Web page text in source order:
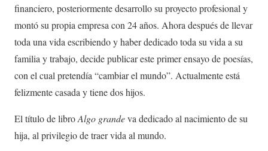
financiero, posteriormente desarrollo su proyecto profesional y
montó su propia empresa con 24 años. Ahora después de llevar
toda una vida escribiendo y haber dedicado toda su vida a su
familia y trabajo, decide publicar este primer ensayo de poesías,
con el cual pretendía “cambiar el mundo”. Actualmente está
felizmente casada y tiene dos hijos.
El título de libroAlgo grandeva dedicado al nacimiento de su
hija, al privilegio de traer vida al mundo.